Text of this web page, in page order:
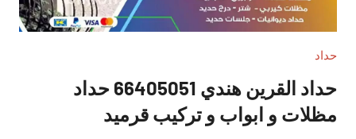
حداد
حداد القرين هندي 66405051 حداد
مظلات و ابواب و تركيب قرميد